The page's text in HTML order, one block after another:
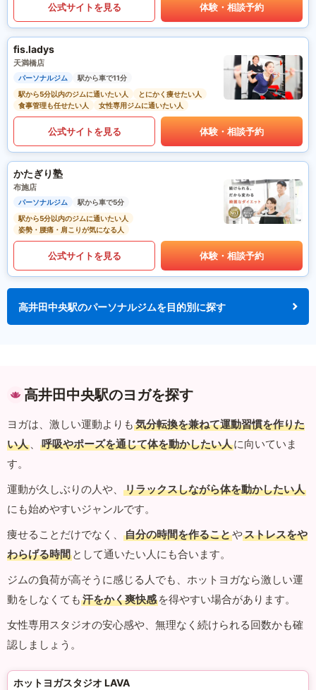
公式サイトを見る 体験・相談予約
fis.ladys
天満橋店
パーソナルジム
駅から車で11分
駅から5分以内のジムに通いたい人
とにかく痩せたい人
食事管理も任せたい人
女性専用ジムに通いたい人
公式サイトを見る 体験・相談予約
かたぎり塾
布施店
パーソナルジム
駅から車で5分
駅から5分以内のジムに通いたい人
姿勢・腰痛・肩こりが気になる人
公式サイトを見る 体験・相談予約
高井田中央駅のパーソナルジムを目的別に探す
高井田中央駅のヨガを探す
ヨガは、激しい運動よりも 気分転換を兼ねて運動習慣を作りた
い人 、 呼吸やポーズを通じて体を動かしたい人に向いていま
す。
運動が久しぶりの人や、
リラックスしながら体を動かしたい人
にも始めやすいジャンルです。
痩せることだけでなく、
自分の時間を作ることやストレスをや
わらげる時間 として通いたい人にも合います。
ジムの負荷が高そうに感じる人でも、ホットヨガなら激しい運
動をしなくても 汗をかく爽快感 を得やすい場合があります。
女性専用スタジオの安心感や、無理なく続けられる回数かも確
認しましょう。
ホットヨガスタジオ LAVA